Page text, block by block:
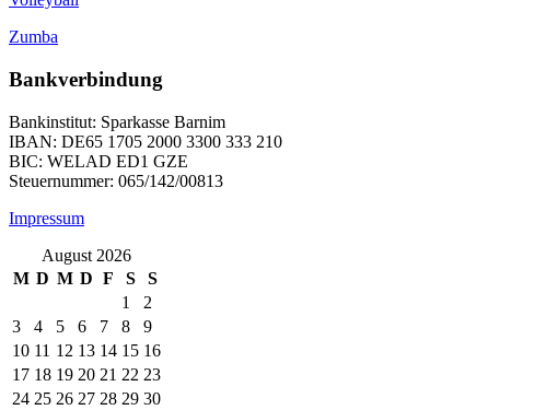
Zumba
Bankverbindung
Bankinstitut: Sparkasse Barnim
IBAN: DE65 1705 2000 3300 333 210
BIC: WELAD ED1 GZE
Steuernummer: 065/142/00813
Impressum
August 2026
M D M D F S
S
1
2
3
4 5 6 7 8
9
10 11 12 13 14 15 16
17 18 19 20 21 22 23
24 25 26 27 28 29 30